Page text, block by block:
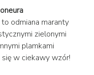
to odmiana maranty
zielonymi
plamkami
się w ciekawy wzór!